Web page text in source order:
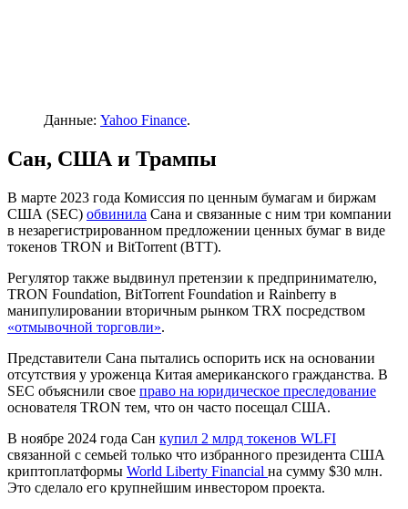
Данные: Yahoo Finance.
Сан, США и Трампы
В марте 2023 года Комиссия по ценным бумагам и биржам
США (SEC) обвинила Сана и связанные с ним три компании
в незарегистрированном предложении ценных бумаг в виде
токенов TRON и BitTorrent (BTT).
Регулятор также выдвинул претензии к предпринимателю,
TRON Foundation, BitTorrent Foundation и Rainberry в
манипулировании вторичным рынком TRX посредством
«отмывочной торговли».
Представители Сана пытались оспорить иск на основании
отсутствия у уроженца Китая американского гражданства. В
SEC объяснили свое право на юридическое преследование
основателя TRON тем, что он часто посещал США.
В ноябре 2024 года Сан купил 2 млрд токенов WLFI
связанной с семьей только что избранного президента США
криптоплатформы World Liberty Financial на сумму $30 млн.
Это сделало его крупнейшим инвестором проекта.